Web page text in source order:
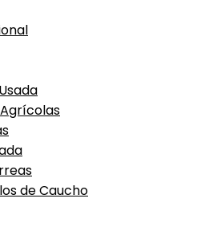
de Caucho